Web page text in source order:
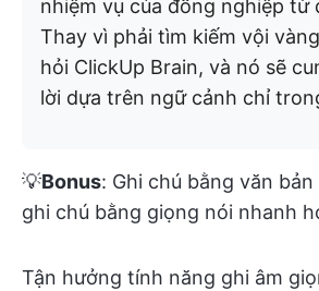
nhiệm vụ của đồng nghiệp từ
Thay vì phải tìm kiếm vội
hỏi ClickUp Brain, và nó sẽ
lời dựa trên ngữ cảnh chỉ
💡Bonus: Ghi chú bằng văn
ghi chú bằng giọng nói nhanh
Tận hưởng tính năng ghi âm